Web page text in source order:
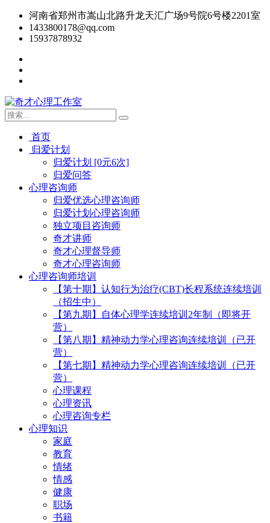
河南省郑州市嵩山北路升龙天汇广场9号院6号楼2201室
1433800178@qq.com
15937878932
首页
归爱计划
归爱计划 [0元6次]
归爱问答
心理咨询师
归爱优选心理咨询师
归爱计划心理咨询师
独立项目咨询师
奇才讲师
奇才心理督导师
奇才心理咨询师
心理咨询师培训
【第十期】认知行为治疗(CBT)长程系统连续培训
（招生中）
【第九期】自体心理学连续培训2年制（即将开
营）
【第八期】精神动力学心理咨询连续培训（已开
营）
【第七期】精神动力学心理咨询连续培训（已开
营）
心理课程
心理资讯
心理咨询专栏
心理知识
家庭
教育
情绪
情感
健康
职场
书籍